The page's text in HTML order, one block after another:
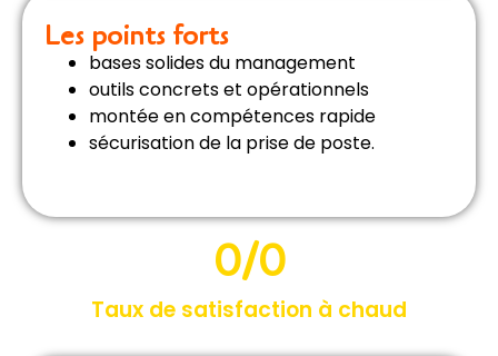
Les points forts
bases solides du management
outils concrets et opérationnels
montée en compétences rapide
sécurisation de la prise de poste.
Taux de satisfaction à chaud
0/0